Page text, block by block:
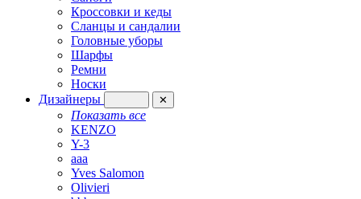
Кроссовки и кеды
Сланцы и сандалии
Головные уборы
Шарфы
Ремни
Носки
Дизайнеры
✕
Показать все
KENZO
Y-3
aaa
Yves Salomon
Olivieri